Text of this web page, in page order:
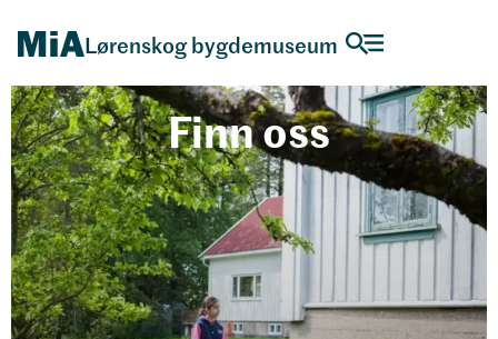
Lørenskog bygdemuseum
Finn oss